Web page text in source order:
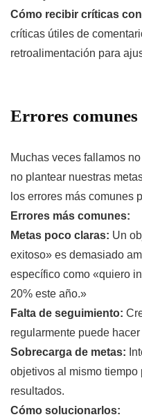
Cómo recibir críticas
críticas útiles de
retroalimentación para
Errores comunes
Muchas veces fallamos
no plantear nuestras
los errores más comunes
Errores más comunes:
Metas poco claras: Un
exitoso» es demasiado
específico como «quiero
20% este año.»
Falta de seguimiento:
regularmente puede
Sobrecarga de metas:
objetivos al mismo tiempo
resultados.
Cómo solucionarlos: